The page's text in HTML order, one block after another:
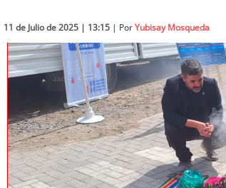
11 de Julio de 2025 | 13:15 | PorYubisay Mosqueda